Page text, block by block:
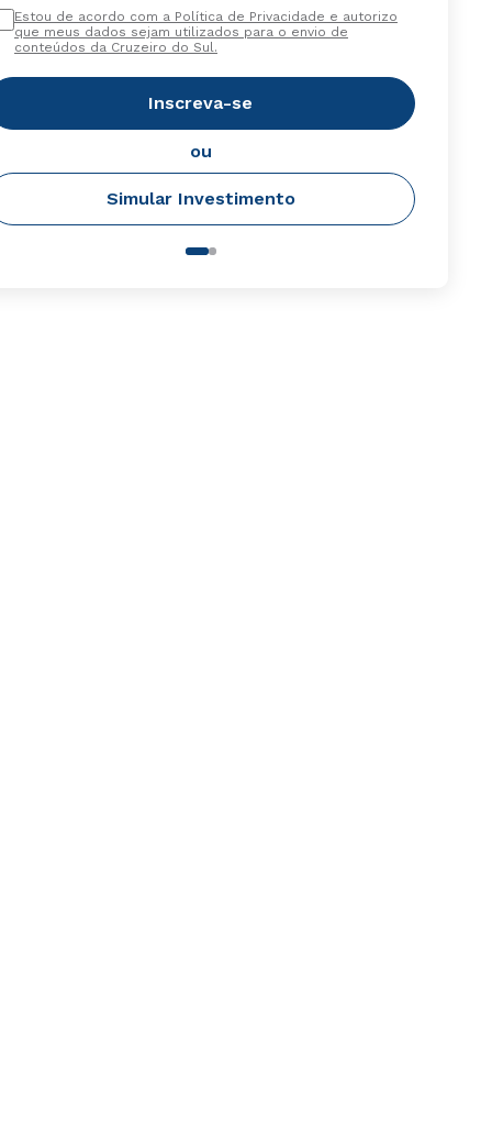
Estou de acordo com a Política de Privacidade e autorizo
que meus dados sejam utilizados para o envio de
conteúdos da Cruzeiro do Sul.
Inscreva-se
ou
Simular Investimento